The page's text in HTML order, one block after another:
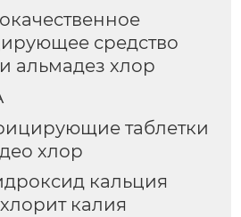
средство
альмадез хлор
таблетки
део хлор
кальция
калия